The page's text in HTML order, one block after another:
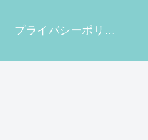
プライバシーポリシー